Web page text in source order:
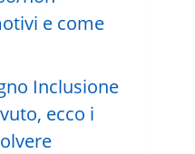
Inclusione
ecco i